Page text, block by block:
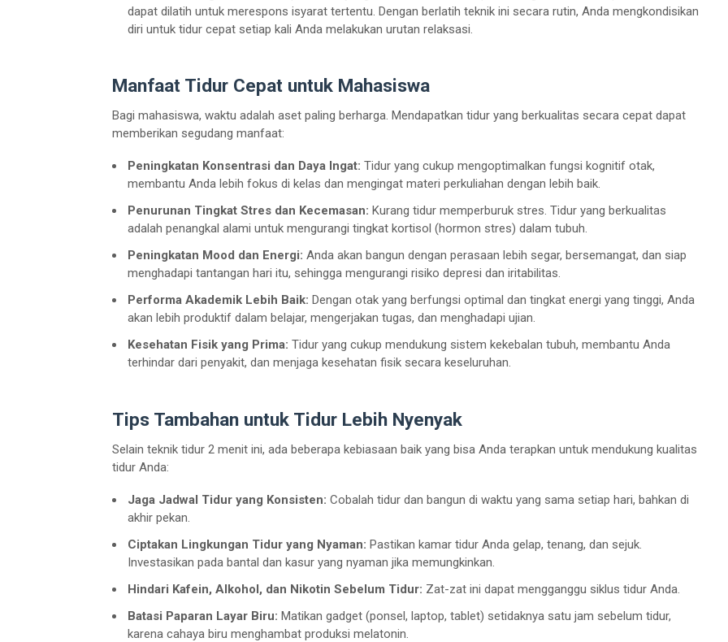
dapat dilatih untuk merespons isyarat tertentu. Dengan berlatih teknik ini secara rutin, Anda mengkondisikan
diri untuk tidur cepat setiap kali Anda melakukan urutan relaksasi.
Manfaat Tidur Cepat untuk Mahasiswa
Bagi mahasiswa, waktu adalah aset paling berharga. Mendapatkan tidur yang berkualitas secara cepat dapat
memberikan segudang manfaat:
Peningkatan Konsentrasi dan Daya Ingat: Tidur yang cukup mengoptimalkan fungsi kognitif otak,
membantu Anda lebih fokus di kelas dan mengingat materi perkuliahan dengan lebih baik.
Penurunan Tingkat Stres dan Kecemasan: Kurang tidur memperburuk stres. Tidur yang berkualitas
adalah penangkal alami untuk mengurangi tingkat kortisol (hormon stres) dalam tubuh.
Peningkatan Mood dan Energi: Anda akan bangun dengan perasaan lebih segar, bersemangat, dan siap
menghadapi tantangan hari itu, sehingga mengurangi risiko depresi dan iritabilitas.
Performa Akademik Lebih Baik: Dengan otak yang berfungsi optimal dan tingkat energi yang tinggi, Anda
akan lebih produktif dalam belajar, mengerjakan tugas, dan menghadapi ujian.
Kesehatan Fisik yang Prima: Tidur yang cukup mendukung sistem kekebalan tubuh, membantu Anda
terhindar dari penyakit, dan menjaga kesehatan fisik secara keseluruhan.
Tips Tambahan untuk Tidur Lebih Nyenyak
Selain teknik tidur 2 menit ini, ada beberapa kebiasaan baik yang bisa Anda terapkan untuk mendukung kualitas
tidur Anda:
Jaga Jadwal Tidur yang Konsisten: Cobalah tidur dan bangun di waktu yang sama setiap hari, bahkan di
akhir pekan.
Ciptakan Lingkungan Tidur yang Nyaman: Pastikan kamar tidur Anda gelap, tenang, dan sejuk.
Investasikan pada bantal dan kasur yang nyaman jika memungkinkan.
Hindari Kafein, Alkohol, dan Nikotin Sebelum Tidur: Zat-zat ini dapat mengganggu siklus tidur Anda.
Batasi Paparan Layar Biru: Matikan gadget (ponsel, laptop, tablet) setidaknya satu jam sebelum tidur,
karena cahaya biru menghambat produksi melatonin.